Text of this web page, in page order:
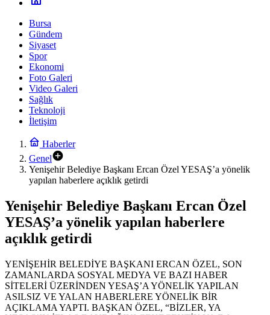
Bursa
Gündem
Siyaset
Spor
Ekonomi
Foto Galeri
Video Galeri
Sağlık
Teknoloji
İletişim
Haberler
Genel
Yenişehir Belediye Başkanı Ercan Özel YESAŞ’a yönelik
yapılan haberlere açıklık getirdi
Yenişehir Belediye Başkanı Ercan Özel
YESAŞ’a yönelik yapılan haberlere
açıklık getirdi
YENİŞEHİR BELEDİYE BAŞKANI ERCAN ÖZEL, SON
ZAMANLARDA SOSYAL MEDYA VE BAZI HABER
SİTELERİ ÜZERİNDEN YESAŞ’A YÖNELİK YAPILAN
ASILSIZ VE YALAN HABERLERE YÖNELİK BİR
AÇIKLAMA YAPTI. BAŞKAN ÖZEL, “BİZLER, YA